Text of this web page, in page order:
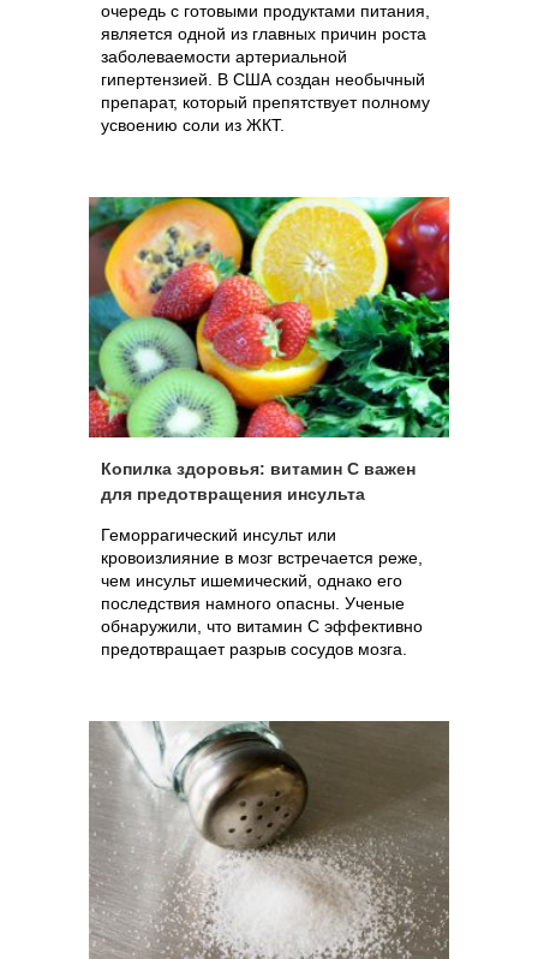
очередь с готовыми продуктами питания,
является одной из главных причин роста
заболеваемости артериальной
гипертензией. В США создан необычный
препарат, который препятствует полному
усвоению соли из ЖКТ.
Копилка здоровья: витамин С важен
для предотвращения инсульта
Геморрагический инсульт или
кровоизлияние в мозг встречается реже,
чем инсульт ишемический, однако его
последствия намного опасны. Ученые
обнаружили, что витамин С эффективно
предотвращает разрыв сосудов мозга.